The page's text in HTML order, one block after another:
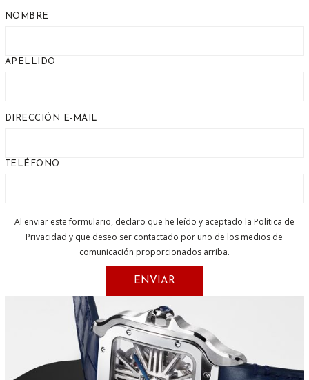
NOMBRE
APELLIDO
DIRECCIÓN E-MAIL
TELÉFONO
Al enviar este formulario, declaro que he leído y aceptado la Política de
Privacidad y que deseo ser contactado por uno de los medios de
comunicación proporcionados arriba.